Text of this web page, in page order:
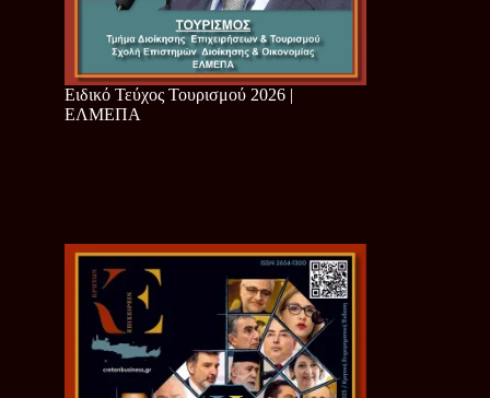
Ειδικό Τεύχος Τουρισμού 2026 |
ΕΛΜΕΠΑ